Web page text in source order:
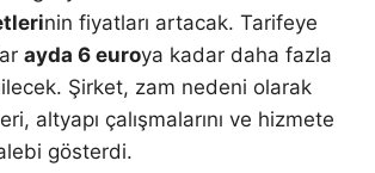
nin fiyatları artacak. Tarifeye
ayda 6 euroya kadar daha fazla
Şirket, zam nedeni olarak
altyapı çalışmalarını ve hizmete
gösterdi.